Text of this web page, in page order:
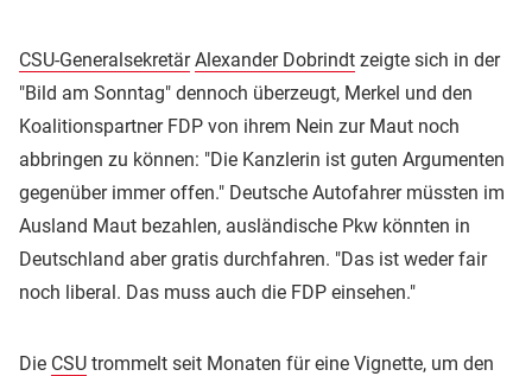
CSU-Generalsekretär Alexander Dobrindt zeigte sich in der
"Bild am Sonntag" dennoch überzeugt, Merkel und den
Koalitionspartner FDP von ihrem Nein zur Maut noch
abbringen zu können: "Die Kanzlerin ist guten Argumenten
gegenüber immer offen." Deutsche Autofahrer müssten im
Ausland Maut bezahlen, ausländische Pkw könnten in
Deutschland aber gratis durchfahren. "Das ist weder fair
noch liberal. Das muss auch die FDP einsehen."
Die CSU trommelt seit Monaten für eine Vignette, um den